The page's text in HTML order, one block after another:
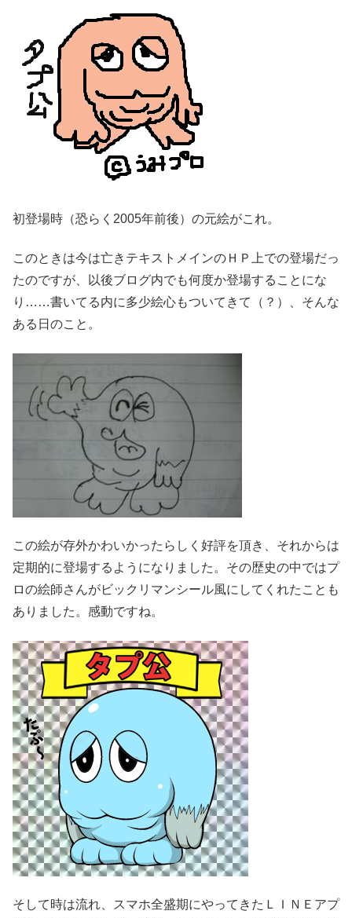
初登場時（恐らく2005年前後）の元絵がこれ。
このときは今は亡きテキストメインのＨＰ上での登場だっ
たのですが、以後ブログ内でも何度か登場することにな
り……書いてる内に多少絵心もついてきて（？）、そんな
ある日のこと。
この絵が存外かわいかったらしく好評を頂き、それからは
定期的に登場するようになりました。その歴史の中ではプ
ロの絵師さんがビックリマンシール風にしてくれたことも
ありました。感動ですね。
そして時は流れ、スマホ全盛期にやってきたＬＩＮＥアプ